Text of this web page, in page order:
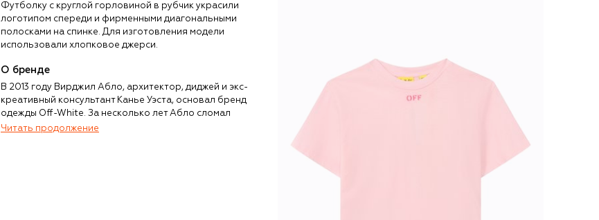
Футболку с круглой горловиной в рубчик украсили
логотипом спереди и фирменными диагональными
полосками на спинке. Для изготовления модели
использовали хлопковое джерси.
О бренде
В 2013 году Вирджил Абло, архитектор, диджей и экс-
креативный консультант Канье Уэста, основал бренд
одежды Off-White. За несколько лет Абло сломал
устоявшиеся стандарты модной индустрии, показав, что
Читать продолжение